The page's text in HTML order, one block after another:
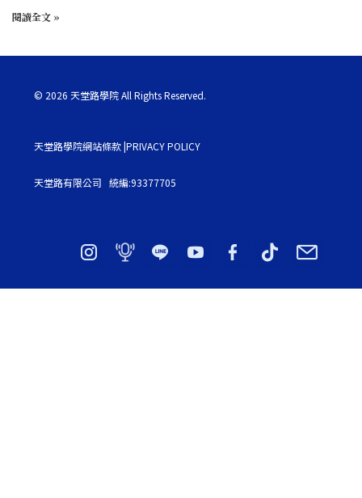
閱讀全文 »
© 2026 天堂路學院 All Rights Reserved.
天堂路學院網站條款 |PRIVACY POLICY
天堂路有限公司 統編:93377705